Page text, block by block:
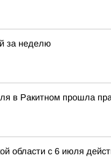
за неделю
в Ракитном прошла
области с 6 июля